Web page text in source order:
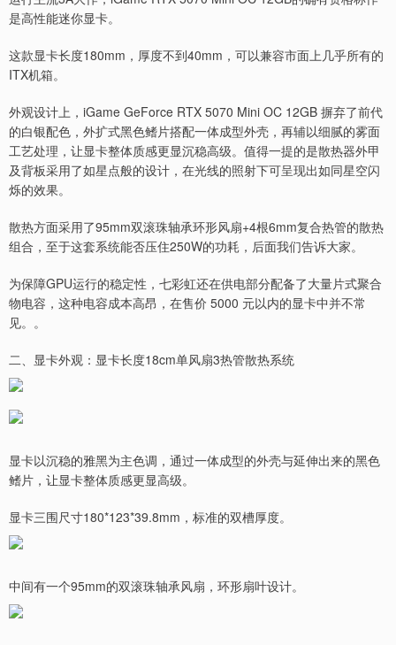
是高性能迷你显卡。
这款显卡长度180mm，厚度不到40mm，可以兼容市面上几乎所有的
ITX机箱。
外观设计上，iGame GeForce RTX 5070 Mini OC 12GB 摒弃了前代
的白银配色，外扩式黑色鳍片搭配一体成型外壳，再辅以细腻的雾面
工艺处理，让显卡整体质感更显沉稳高级。值得一提的是散热器外甲
及背板采用了如星点般的设计，在光线的照射下可呈现出如同星空闪
烁的效果。
散热方面采用了95mm双滚珠轴承环形风扇+4根6mm复合热管的散热
组合，至于这套系统能否压住250W的功耗，后面我们告诉大家。
为保障GPU运行的稳定性，七彩虹还在供电部分配备了大量片式聚合
物电容，这种电容成本高昂，在售价 5000 元以内的显卡中并不常
见。。
二、显卡外观：显卡长度18cm单风扇3热管散热系统
显卡以沉稳的雅黑为主色调，通过一体成型的外壳与延伸出来的黑色
鳍片，让显卡整体质感更显高级。
显卡三围尺寸180*123*39.8mm，标准的双槽厚度。
中间有一个95mm的双滚珠轴承风扇，环形扇叶设计。